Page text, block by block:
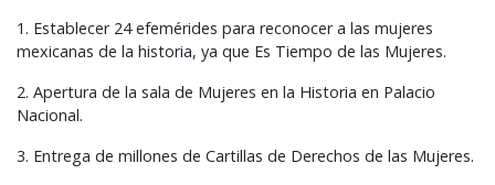
1. Establecer 24 efemérides para reconocer a las mujeres
mexicanas de la historia, ya que Es Tiempo de las Mujeres.
2. Apertura de la sala de Mujeres en la Historia en Palacio
Nacional.
3. Entrega de millones de Cartillas de Derechos de las Mujeres.